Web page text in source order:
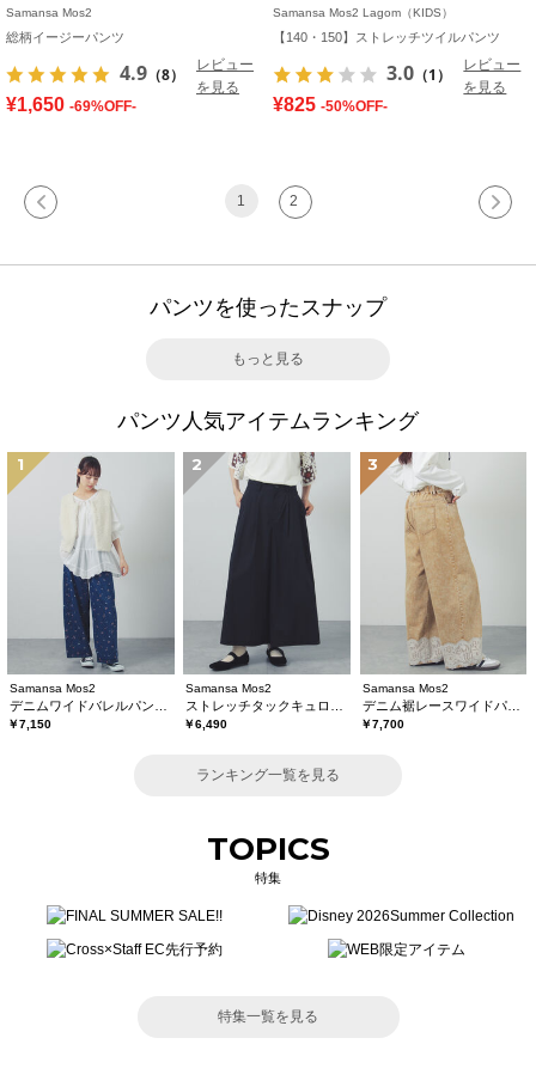
Samansa Mos2
総柄イージーパンツ
4.9 （8）
レビュー
を見る
¥1,650 -69%OFF-
Samansa Mos2 Lagom（KIDS）
【140・150】ストレッチツイルパンツ
3.0 （1）
レビュー
を見る
¥825 -50%OFF-
1 2
パンツを使ったスナップ
もっと見る
パンツ人気アイテムランキング
1
Samansa Mos2
￥7,150
2
Samansa Mos2
￥6,490
3
Samansa Mos2
デニム裾レースワイドパンツ
￥7,700
ランキング一覧を見る
TOPICS
特集
特集一覧を見る